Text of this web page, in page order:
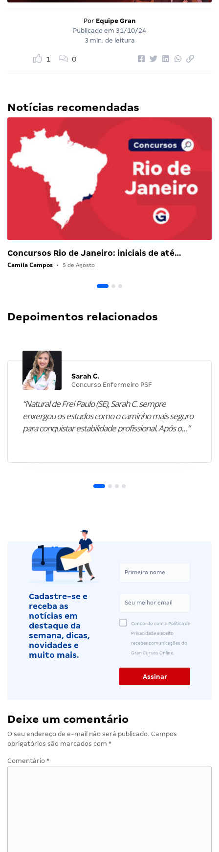
Por Equipe Gran
Publicado em 31/10/24
3 min. de leitura
1 0
Notícias recomendadas
Concursos Rio de Janeiro: iniciais de até…
Camila Campos • 5 de Agosto
Depoimentos relacionados
Sarah C.
Concurso Enfermeiro PSF
“Natural de Frei Paulo (SE), Sarah C. sempre
enxergou os estudos como o caminho mais seguro
para conquistar estabilidade profissional. Após o…”
Cadastre-se e
receba as
notícias em
destaque da
semana, dicas,
novidades e
muito mais.
Concordo com a Política de
Privacidade e aceito
receber comunicações do
Gran Cursos Online.
Deixe um comentário
O seu endereço de e-mail não será publicado. Campos
obrigatórios são marcados com *
Comentário *